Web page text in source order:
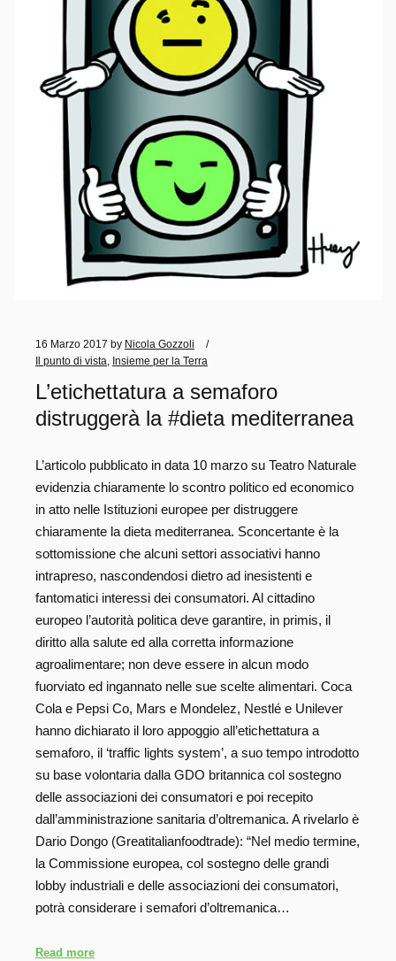
16 Marzo 2017 by Nicola Gozzoli
Il punto di vista
Insieme per la Terra
L’etichettatura a semaforo
distruggerà la #dieta mediterranea
L’articolo pubblicato in data 10 marzo su Teatro Naturale
evidenzia chiaramente lo scontro politico ed economico
in atto nelle Istituzioni europee per distruggere
chiaramente la dieta mediterranea. Sconcertante è la
sottomissione che alcuni settori associativi hanno
intrapreso, nascondendosi dietro ad inesistenti e
fantomatici interessi dei consumatori. Al cittadino
europeo l’autorità politica deve garantire, in primis, il
diritto alla salute ed alla corretta informazione
agroalimentare; non deve essere in alcun modo
fuorviato ed ingannato nelle sue scelte alimentari. Coca
Cola e Pepsi Co, Mars e Mondelez, Nestlé e Unilever
hanno dichiarato il loro appoggio all’etichettatura a
semaforo, il ‘traffic lights system’, a suo tempo introdotto
su base volontaria dalla GDO britannica col sostegno
delle associazioni dei consumatori e poi recepito
dall’amministrazione sanitaria d’oltremanica. A rivelarlo è
Dario Dongo (Greatitalianfoodtrade): “Nel medio termine,
la Commissione europea, col sostegno delle grandi
lobby industriali e delle associazioni dei consumatori,
potrà considerare i semafori d’oltremanica…
Read more